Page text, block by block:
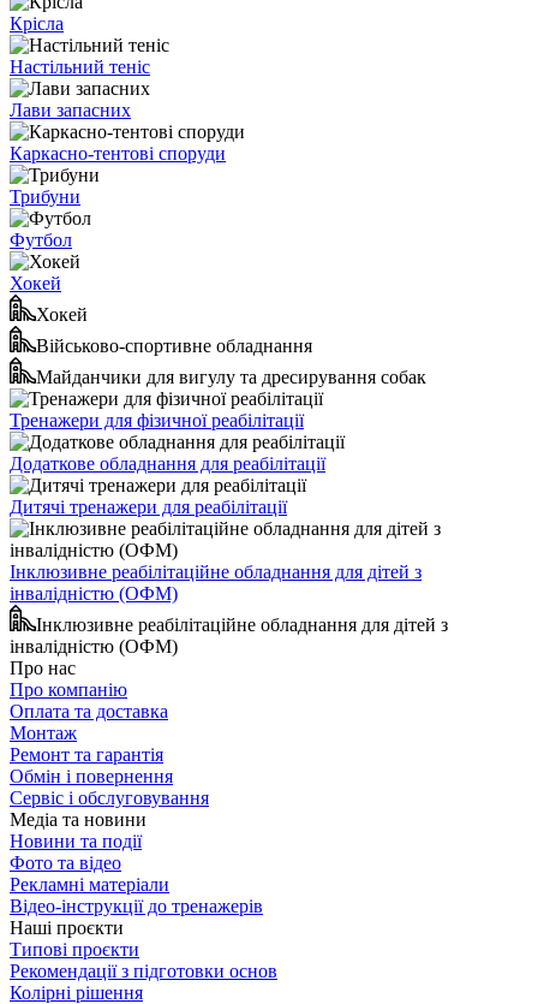
Крісла
Настільний теніс
Лави запасних
Каркасно-тентові споруди
Трибуни
Футбол
Хокей
Хокей
Військово-спортивне обладнання
Майданчики для вигулу та дресирування собак
Тренажери для фізичної реабілітації
Додаткове обладнання для реабілітації
Дитячі тренажери для реабілітації
Інклюзивне реабілітаційне обладнання для дітей з
інвалідністю (ОФМ)
Інклюзивне реабілітаційне обладнання для дітей з
інвалідністю (ОФМ)
Про нас
Про компанію
Оплата та доставка
Монтаж
Ремонт та гарантія
Обмін і повернення
Сервіс і обслуговування
Медіа та новини
Новини та події
Фото та відео
Рекламні матеріали
Відео-інструкції до тренажерів
Наші проєкти
Типові проєкти
Рекомендації з підготовки основ
Колірні рішення